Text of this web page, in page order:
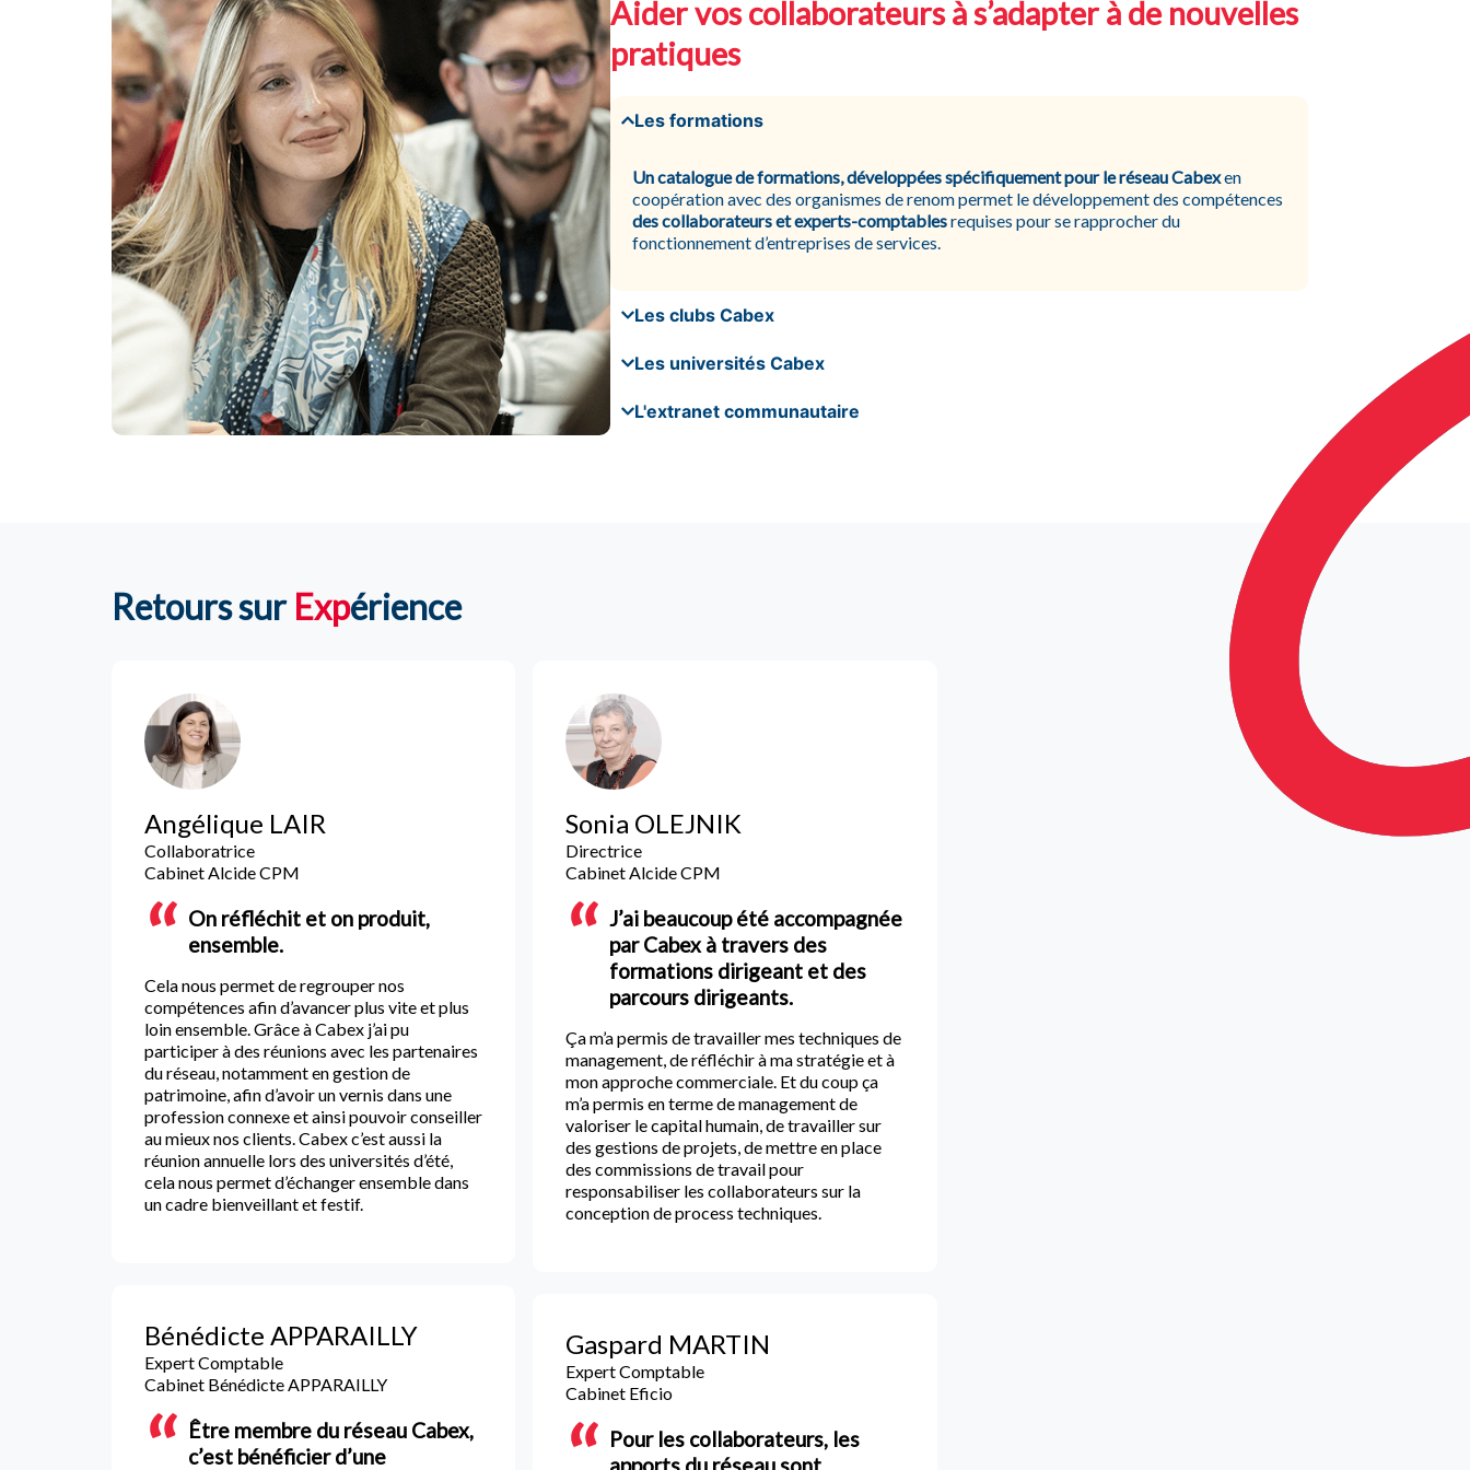
Aider vos collaborateurs à s’adapter à de nouvelles
pratiques
Les formations
Un catalogue de formations, développées spécifiquement pour le réseau Cabexen
coopération avec des organismes de renom permet le développement des compétences
des collaborateurs et experts-comptablesrequises pour se rapprocher du
fonctionnement d’entreprises de services.
Les clubs Cabex
Les universités Cabex
L'extranet communautaire
Retours sur Expérience
Angélique LAIR
Collaboratrice
Cabinet Alcide CPM
On réfléchit et on produit,
ensemble.
Cela nous permet de regrouper nos
compétences afin d’avancer plus vite et plus
loin ensemble. Grâce à Cabex j’ai pu
participer à des réunions avec les partenaires
du réseau, notamment en gestion de
patrimoine, afin d’avoir un vernis dans une
profession connexe et ainsi pouvoir conseiller
au mieux nos clients. Cabex c’est aussi la
réunion annuelle lors des universités d’été,
cela nous permet d’échanger ensemble dans
un cadre bienveillant et festif.
Bénédicte APPARAILLY
Expert Comptable
Cabinet Bénédicte APPARAILLY
Être membre du réseau Cabex,
c’est bénéficier d’une
Sonia OLEJNIK
Directrice
Cabinet Alcide CPM
J’ai beaucoup été accompagnée
par Cabex à travers des
formations dirigeant et des
parcours dirigeants.
Ça m’a permis de travailler mes techniques de
management, de réfléchir à ma stratégie et à
mon approche commerciale. Et du coup ça
m’a permis en terme de management de
valoriser le capital humain, de travailler sur
des gestions de projets, de mettre en place
des commissions de travail pour
responsabiliser les collaborateurs sur la
conception de process techniques.
Gaspard MARTIN
Expert Comptable
Cabinet Eficio
Pour les collaborateurs, les